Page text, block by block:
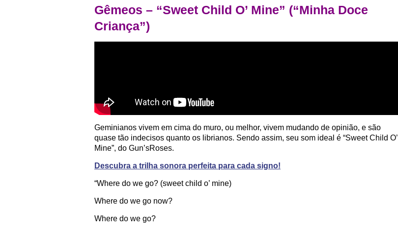
Gêmeos – “Sweet Child O’ Mine” (“Minha Doce
Criança”)
Geminianos vivem em cima do muro, ou melhor, vivem mudando de opinião, e são
quase tão indecisos quanto os librianos. Sendo assim, seu som ideal é “Sweet Child O’
Mine”, do Gun’sRoses.
Descubra a trilha sonora perfeita para cada signo!
“Where do we go? (sweet child o’ mine)
Where do we go now?
Where do we go?